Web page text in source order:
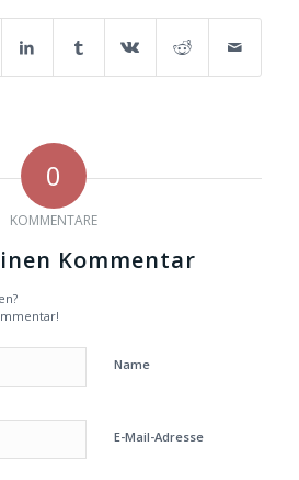
0
KOMMENTARE
Kommentar
Name
E-Mail-Adresse